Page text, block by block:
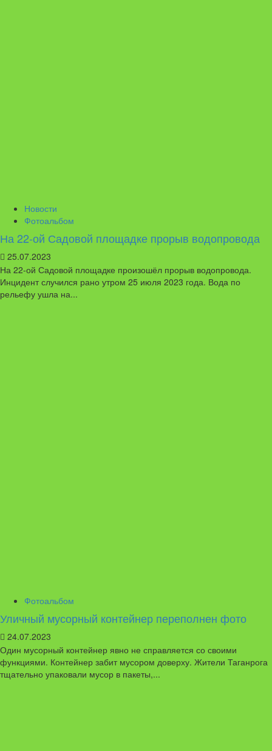
Новости
Фотоальбом
На 22-ой Садовой площадке прорыв водопровода
25.07.2023
На 22-ой Садовой площадке произошёл прорыв водопровода.
Инцидент случился рано утром 25 июля 2023 года. Вода по
рельефу ушла на...
Фотоальбом
Уличный мусорный контейнер переполнен фото
24.07.2023
Один мусорный контейнер явно не справляется со своими
функциями. Контейнер забит мусором доверху. Жители Таганрога
тщательно упаковали мусор в пакеты,...